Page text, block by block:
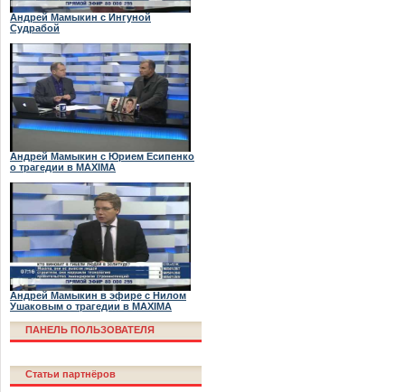
Андрей Мамыкин с Ингуной
Судрабой
Андрей Мамыкин с Юрием Есипенко
о трагедии в MAXIMA
Андрей Мамыкин в эфире с Нилом
Ушаковым о трагедии в MAXIMA
ПАНЕЛЬ ПОЛЬЗОВАТЕЛЯ
Статьи партнёров